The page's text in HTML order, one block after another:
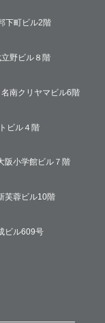
下町ビル2階
野ビル８階
南クリヤマビル6階
ビル４階
阪小学館ビル７階
芙蓉ビル10階
ビル609号